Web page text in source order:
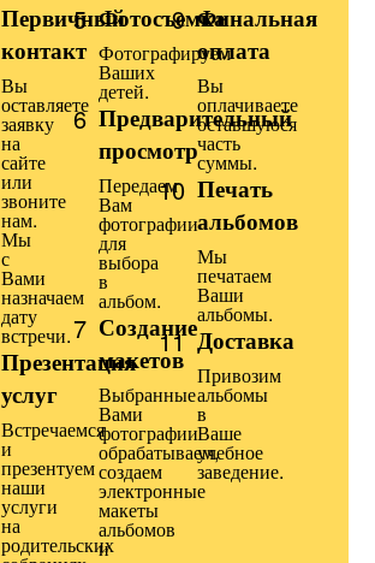
Первичный
контакт
Вы
оставляете
заявку
на
сайте
или
звоните
нам.
Мы
с
Вами
назначаем
дату
встречи.
Презентация
услуг
Встречаемся
и
презентуем
наши
услуги
на
родительских
5 Фотосъемка
Фотографируем
Ваших
детей.
6 Предварительный
просмотр
Передаем
Вам
фотографии
для
выбора
в
альбом.
7 Создание
макетов
Выбранные
Вами
фотографии
обрабатываем,
создаем
электронные
макеты
альбомов
и
9 Финальная
оплата
Вы
оплачиваете
оставшуюся
часть
суммы.
10 Печать
альбомов
Мы
печатаем
Ваши
альбомы.
11 Доставка
Привозим
альбомы
в
Ваше
учебное
заведение.